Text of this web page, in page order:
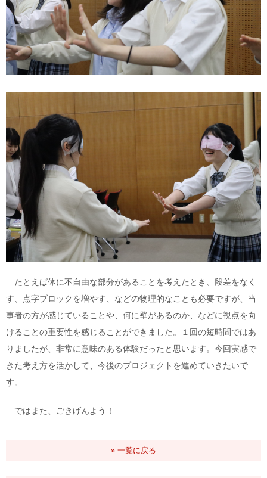
たとえば体に不自由な部分があることを考えたとき、段差をなく
す、点字ブロックを増やす、などの物理的なことも必要ですが、当
事者の方が感じていることや、何に壁があるのか、などに視点を向
けることの重要性を感じることができました。１回の短時間ではあ
りましたが、非常に意味のある体験だったと思います。今回実感で
きた考え方を活かして、今後のプロジェクトを進めていきたいで
す。
ではまた、ごきげんよう！
» 一覧に戻る